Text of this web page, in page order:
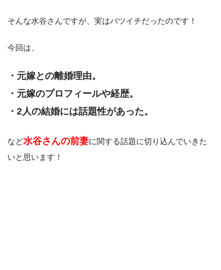
そんな水谷さんですが、実はバツイチだったのです！
今回は、
・元嫁との離婚理由。
・元嫁のプロフィールや経歴。
・2人の結婚には話題性があった。
など水谷さんの前妻に関する話題に切り込んでいきた
いと思います！